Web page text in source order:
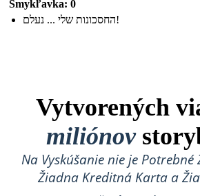
Šmykľavka: 0
החסכונות שלי ... נעלם!
Vytvorených
miliónov
Na Vyskúšanie nie je
Žiadna Kreditná Karta a